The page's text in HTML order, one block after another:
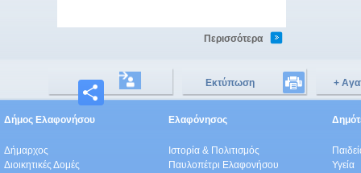
Περισσότερα
Μοιραστείτε
Εκτύπωση +
Δήμος Ελαφονήσου
Δήμαρχος
Διοικητικές Δομές
Ελαφόνησος
Ιστορία & Πολιτισμός
Παυλοπέτρι Ελαφονήσου
Υγεία